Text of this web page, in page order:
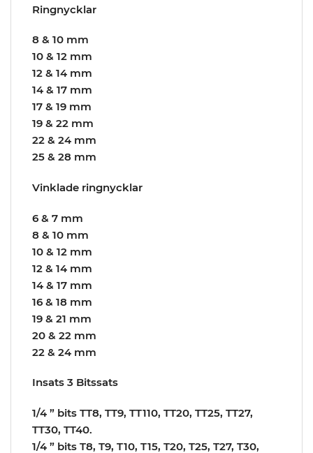
Ringnycklar
8 & 10 mm
10 & 12 mm
12 & 14 mm
14 & 17 mm
17 & 19 mm
19 & 22 mm
22 & 24 mm
25 & 28 mm
Vinklade ringnycklar
6 & 7 mm
8 & 10 mm
10 & 12 mm
12 & 14 mm
14 & 17 mm
16 & 18 mm
19 & 21 mm
20 & 22 mm
22 & 24 mm
Insats 3 Bitssats
1/4 ” bits TT8, TT9, TT110, TT20, TT25, TT27,
TT30, TT40.
1/4 ” bits T8, T9, T10, T15, T20, T25, T27, T30,